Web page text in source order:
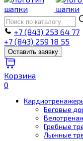
+7 (843) 253 64 77
+7 (843) 259 18 55
Оставить заявку
Корзина
0
Беговые
Гребные
Лыжные